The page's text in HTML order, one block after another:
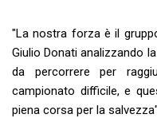
"La nostra forza è il
Giulio Donati analizzando
da percorrere per
campionato difficile, e
piena corsa per la